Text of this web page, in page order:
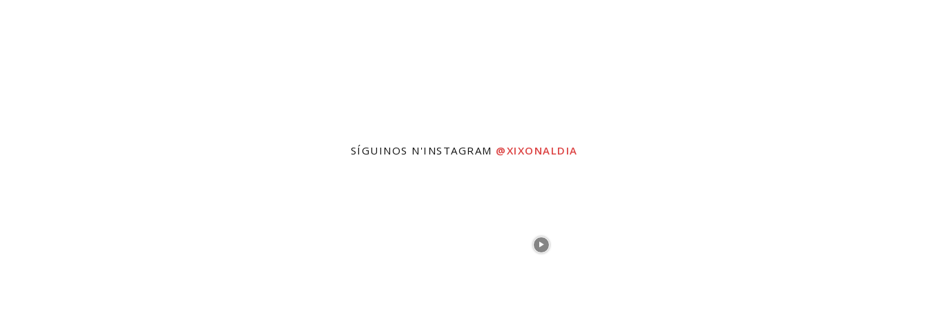
SÍGUINOS N'INSTAGRAM @XIXONALDIA